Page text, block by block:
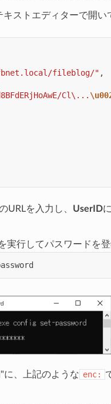
ストエディターで開い
fileblog/" ,
Cl\...
URLを入力し、 UserID
実行してパスワードを登
に、上記のような enc: